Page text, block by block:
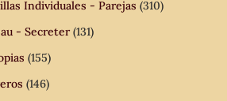
Individuales - Parejas (310)
- Secreter (131)
(155)
(146)